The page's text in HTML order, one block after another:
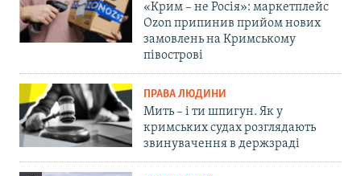
«Крим – не Росія»: маркетплейс
Ozon припинив прийом нових
замовлень на Кримському
півострові
ПРАВА ЛЮДИНИ
Мить – і ти шпигун. Як у
кримських судах розглядають
звинувачення в держзраді